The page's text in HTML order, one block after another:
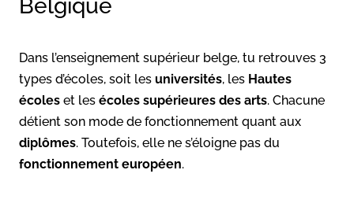
Belgique
Dans l’enseignement supérieur belge, tu retrouves 3
types d’écoles, soit les universités, les Hautes
écoles et les écoles supérieures des arts. Chacune
détient son mode de fonctionnement quant aux
diplômes. Toutefois, elle ne s’éloigne pas du
fonctionnement européen.